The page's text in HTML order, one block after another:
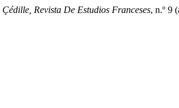
Çédille, Revista De Estudios Franceses, n.º 9